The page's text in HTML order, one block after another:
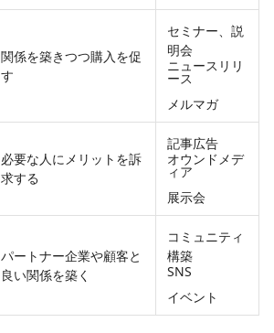
関係を築きつつ購入を促
す
セミナー、説
明会
ニュースリリ
ース
メルマガ
必要な人にメリットを訴
求する
記事広告
オウンドメデ
ィア
展示会
パートナー企業や顧客と
良い関係を築く
コミュニティ
構築
SNS
イベント